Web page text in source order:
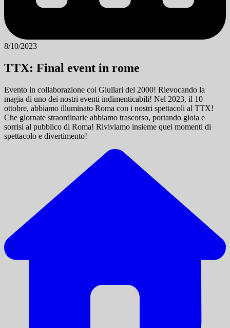
8/10/2023
TTX: Final event in rome
Evento in collaborazione coi Giullari del 2000! Rievocando la
magia di uno dei nostri eventi indimenticabili! Nel 2023, il 10
ottobre, abbiamo illuminato Roma con i nostri spettacoli al TTX!
Che giornate straordinarie abbiamo trascorso, portando gioia e
sorrisi al pubblico di Roma! Riviviamo insieme quei momenti di
spettacolo e divertimento!